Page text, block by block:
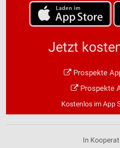
Jetzt
Prospekte
Prospekte
Kostenlos im App
In